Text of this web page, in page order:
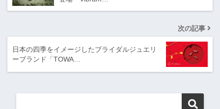
次の記事
日本の四季をイメージしたブライダルジュエリ
ーブランド「TOWA…